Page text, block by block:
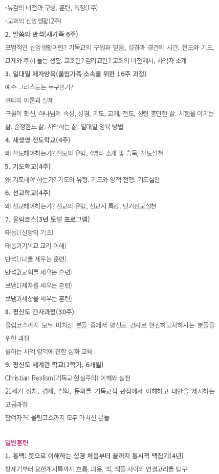
-뉴감의 비전과 구성, 훈련, 특징(1주)
-교회의 신앙생활(2주)
2. 말씀의 반석(새가족 6주)
모범적인 신앙생활이란? 기독교의 구원과 믿음, 성경과 경건의 시간. 전도와 기도,
교제와 후히 들는 생활. 교회란? 감리교란? 교회의 비전제시, 사역자 소개
3. 일대일 제자양육(울림가족 소속을 위한 16주 과정)
예수 그리스도는 누구인가?
큐티의 이론과 실제
구원의 확신, 하나님의 속성, 성경, 기도, 교제, 전도, 성령 충만한 삶. 시험을 이기는
삶. 순정한느 삶. 사역하는 삶. 일대일 양육 방법
4. 새생명 전도학교(4주)
왜 전도해야하는가? 전도의 유형. 4영리 소개 및 습득, 전도실천
5. 기도학교(4주)
왜 기도해야 하는가? 기도의 유형. 기도와 영적 전쟁. 기도실천
6. 선교학교(4주)
왜 선교해야하는가? 선교의 유형, 선교사 특강. 단기선교실천
7. 울림코스(3년 토털 프로그램)
태동1(신앙의 기초)
태동2(기독교 교리 이해)
반석1(나를 세우는 훈련)
반석2(교회를 세우는 훈련)
보냄1(제자를 세우는 훈련)
보냄2(세상을 세우는 훈련)
8. 평신도 간사과정(30주)
울림코스까지 모두 마치신 분들 중에서 평신도 간사로 헌신하고자하시는 분들을
위한 과정
원하는 사역 영역에 관한 심화 교육
9. 평신도 세계관 학교(2학기, 6개월)
Christian Realism(기독교 현실주의) 이해와 실천
21세기 정치, 경제, 철학, 문화를 기독교적 관점에서 이해하고 대안을 제시하는
고급과정
참여자격: 울림코스까지 모두 마치신 분들
일반훈련
1. 통맥: 뜻으로 이해하는 성경 처음부터 끝까지 통시적 맥잡기(4년)
창세기부터 요한계시록까지 흐름, 내용, 맥, 책들 사이의 연결고리를 탐구